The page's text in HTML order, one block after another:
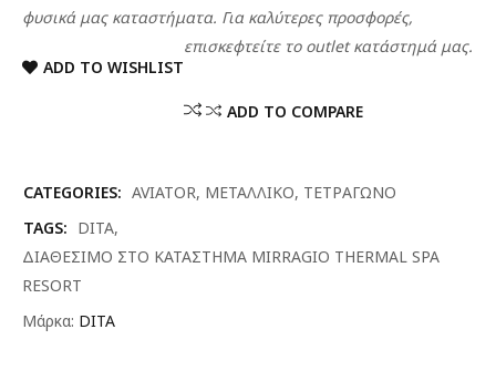
φυσικά μας καταστήματα. Για καλύτερες προσφορές,
επισκεφτείτε το outlet κατάστημά μας.
ADD TO WISHLIST
ADD TO COMPARE
CATEGORIES: AVIATOR, ΜΕΤΑΛΛΙΚΟ, ΤΕΤΡΑΓΩΝΟ
TAGS: DITA,
ΔΙΑΘΕΣΙΜΟ ΣΤΟ ΚΑΤΑΣΤΗΜΑ MIRRAGIO THERMAL SPA
RESORT
Μάρκα: DITA